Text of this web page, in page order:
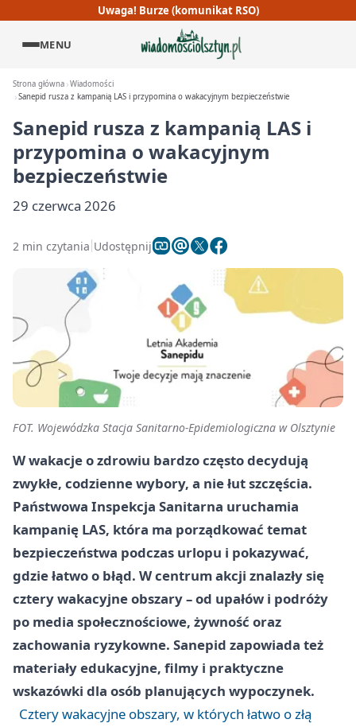
Uwaga! Burze (komunikat RSO)
MENU
Strona główna Wiadomości
Sanepid rusza z kampanią LAS i przypomina o wakacyjnym bezpieczeństwie
Sanepid rusza z kampanią LAS i
przypomina o wakacyjnym
bezpieczeństwie
29 czerwca 2026
2 min czytania Udostępnij
FOT. Wojewódzka Stacja Sanitarno-Epidemiologiczna w Olsztynie
W wakacje o zdrowiu bardzo często decydują
zwykłe, codzienne wybory, a nie łut szczęścia.
Państwowa Inspekcja Sanitarna uruchamia
kampanię LAS, która ma porządkować temat
bezpieczeństwa podczas urlopu i pokazywać,
gdzie łatwo o błąd. W centrum akcji znalazły się
cztery wakacyjne obszary – od upałów i podróży
po media społecznościowe, żywność oraz
zachowania ryzykowne. Sanepid zapowiada też
materiały edukacyjne, filmy i praktyczne
wskazówki dla osób planujących wypoczynek.
Cztery wakacyjne obszary, w których łatwo o złą